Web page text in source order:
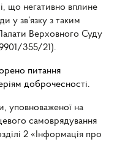
що негативно вплине
у зв’язку з таким
Верховного Суду
9901/355/21).
питання
доброчесності.
уповноваженої на
самоврядування
2 «Інформація про